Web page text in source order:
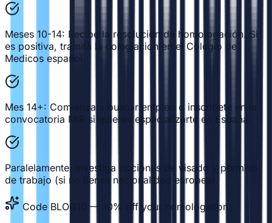
Meses 10-14: Recibe la resolución de homologación. Si
es positiva, tramita la colegiacion en el Colegio de
Medicos español.
Mes 14+: Comienza a buscar empleo o inscribete en la
convocatoria MIR si quieres especializarte en España.
Paralelamente: Investiga opciones de visado y permiso
de trabajo (si no tienes nacionalidad europea).
Code BLOG10 — 10% off your homologation